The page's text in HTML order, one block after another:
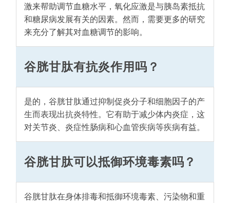
激来帮助调节血糖水平，氧化应激是与胰岛素抵抗
和糖尿病发展有关的因素。然而，需要更多的研究
来充分了解其对血糖调节的影响。
谷胱甘肽有抗炎作用吗？
是的，谷胱甘肽通过抑制促炎分子和细胞因子的产
生而表现出抗炎特性。它有助于减少体内炎症，这
对关节炎、炎症性肠病和心血管疾病等疾病有益。
谷胱甘肽可以抵御环境毒素吗？
谷胱甘肽在身体排毒和抵御环境毒素、污染物和重